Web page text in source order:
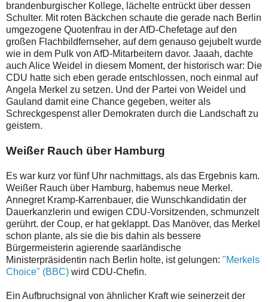
brandenburgischer Kollege, lächelte entrückt über dessen
Schulter. Mit roten Bäckchen schaute die gerade nach Berlin
umgezogene Quotenfrau in der AfD-Chefetage auf den
großen Flachbildfernseher, auf dem genauso gejubelt wurde
wie in dem Pulk von AfD-Mitarbeitern davor. Jaaah, dachte
auch Alice Weidel in diesem Moment, der historisch war: Die
CDU hatte sich eben gerade entschlossen, noch einmal auf
Angela Merkel zu setzen. Und der Partei von Weidel und
Gauland damit eine Chance gegeben, weiter als
Schreckgespenst aller Demokraten durch die Landschaft zu
geistern.
Weißer Rauch über Hamburg
Es war kurz vor fünf Uhr nachmittags, als das Ergebnis kam.
Weißer Rauch über Hamburg, habemus neue Merkel.
Annegret Kramp-Karrenbauer, die Wunschkandidatin der
Dauerkanzlerin und ewigen CDU-Vorsitzenden, schmunzelt
gerührt. der Coup, er hat geklappt. Das Manöver, das Merkel
schon plante, als sie die bis dahin als bessere
Bürgermeisterin agierende saarländische
Ministerpräsidentin nach Berlin holte, ist gelungen: "Merkels
Choice" (BBC) wird CDU-Chefin.
Ein Aufbruchsignal von ähnlicher Kraft wie seinerzeit der